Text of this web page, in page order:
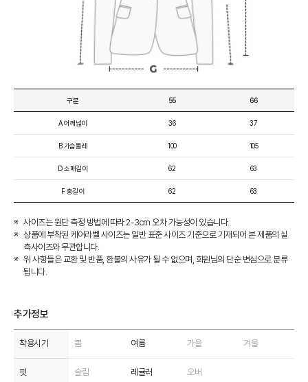
구분
A 어깨넓이
B 가슴둘레
D 소매길이
F 총길이
55
36
100
62
62
66
37
105
63
63
사이즈는 원단 측정 방법에 따라 2-3cm 오차 가능성이 있습니다.
상품에 부착된 케어라벨 사이즈는 일반 표준 사이즈 기준으로 기재되어 본 제품의 실
측사이즈와 무관합니다.
위 사항들은 교환 및 반품, 환불의 사유가 될 수 없으며, 회원님의 단순 변심으로 분류
됩니다.
추가정보
착용시기 봄 여름 가을 겨울
핏 슬림 레귤러 오버